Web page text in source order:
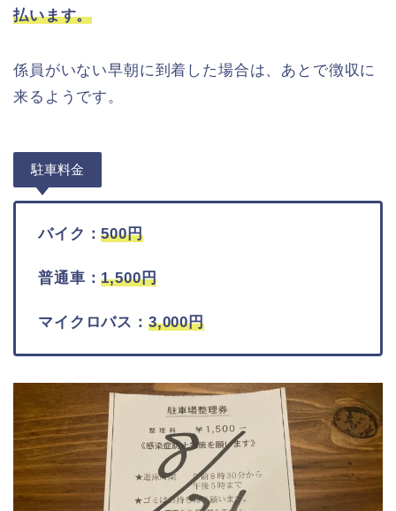
払います。
係員がいない早朝に到着した場合は、あとで徴収に
来るようです。
駐車料金
バイク：500円
普通車：1,500円
マイクロバス： 3,000円